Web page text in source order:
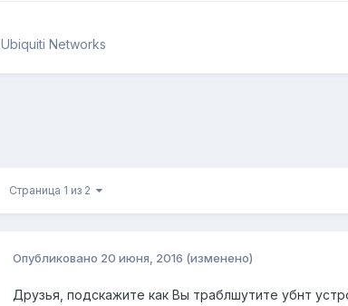
Ubiquiti Networks
Страница 1 из 2
Опубликовано 20 июня, 2016 (изменено)
Друзья, подскажите как Вы траблшутите убнт